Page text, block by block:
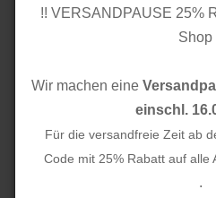
!! VERSANDPAUSE 25%
Shop
Wir machen eine
einschl.
Für die versandfreie Zeit ab
Code mit 25% Rabatt auf alle
.